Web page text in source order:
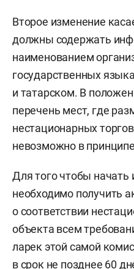
Второе изменение
должны содержать
наименованием
государственных
и татарском. В
перечень мест, где
нестационарных
невозможно в
Для того чтобы начать
необходимо получить
о соответствии
объекта всем
ларек этой самой
в срок не позднее 60